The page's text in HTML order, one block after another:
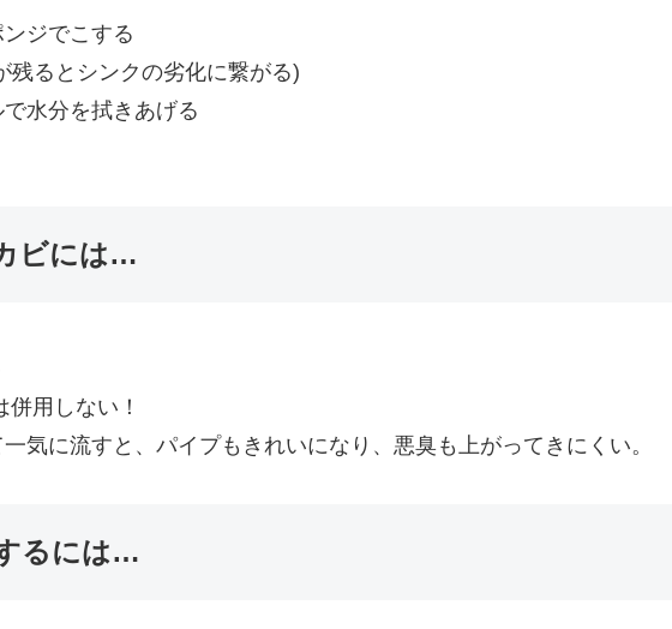
ジでこする
残るとシンクの劣化に繋がる)
水分を拭きあげる
ビには…
用しない！
気に流すと、パイプもきれいになり、悪臭も上がってきにくい。
るには…